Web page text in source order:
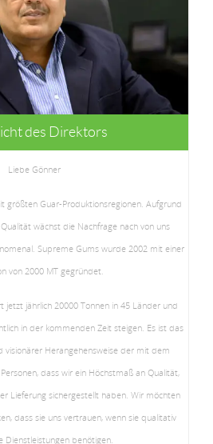
des Direktors
Liebe Gönner
größten Guar-Produktionsregionen. Aufgrund
wächst die Nachfrage nach von uns
Supreme Gums wurde 2002 mit einer
von 2000 MT gegründet.
jährlich 20000 Tonnen in 45 Länder und
in der kommenden Zeit steigen. Es ist das
visionärer Herangehensweise der mit dem
dass wir ein Höchstmaß an Qualität,
Lieferung sichergestellt haben. Wir möchten
dass sie uns vertrauen, wenn sie qualitativ
Dienstleistungen benötigen.